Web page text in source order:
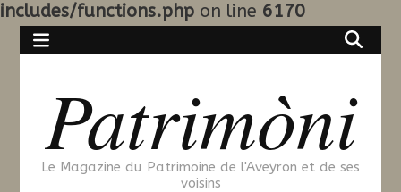
includes/functions.php on line 6170
Patrimòni
Le Magazine du Patrimoine de l'Aveyron et de ses
voisins